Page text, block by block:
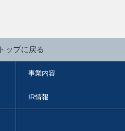
トップに戻る
事業内容
IR情報